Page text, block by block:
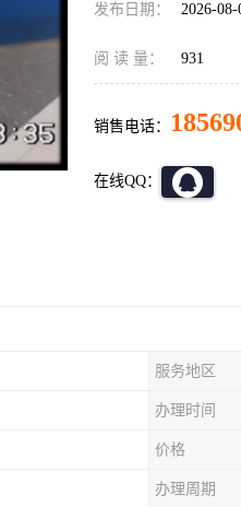
发布日期： 2026-08-
阅 读 量： 931
销售电话：
在线QQ：
服务地区
办理时间
价格
办理周期